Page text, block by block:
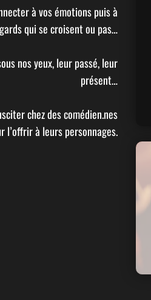
à vos émotions puis à
qui se croisent ou pas…
nos yeux, leur passé, leur
présent…
chez des comédien.nes
l’offrir à leurs personnages.